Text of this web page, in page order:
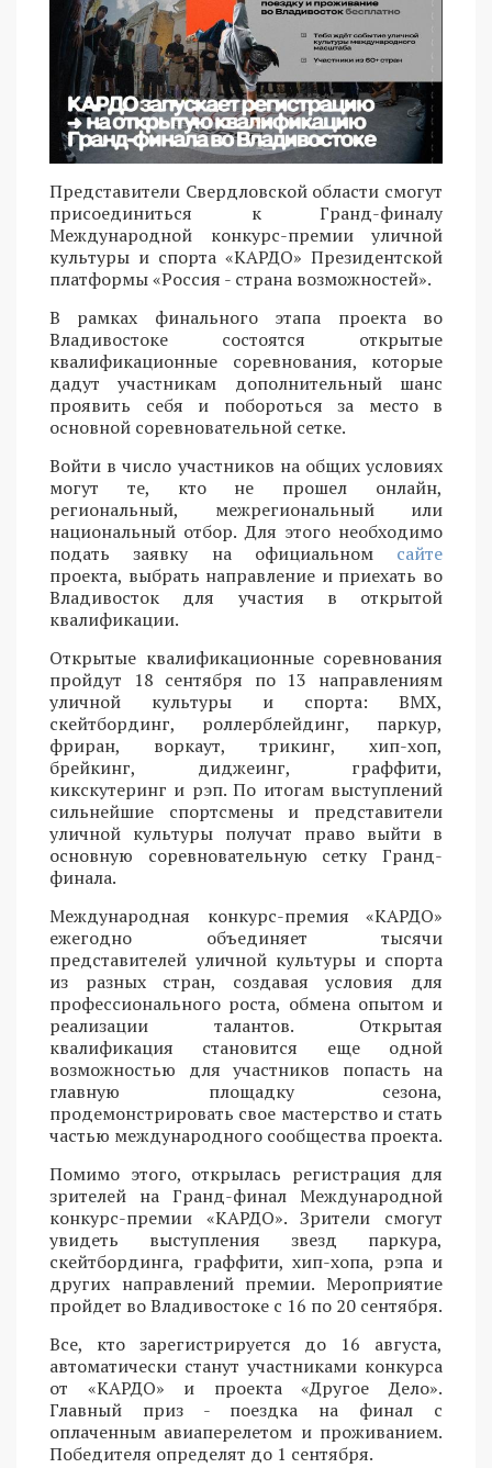
Представители Свердловской области смогут
присоединиться к Гранд-финалу
Международной конкурс-премии уличной
культуры и спорта «КАРДО» Президентской
платформы «Россия - страна возможностей».
В рамках финального этапа проекта во
Владивостоке состоятся открытые
квалификационные соревнования, которые
дадут участникам дополнительный шанс
проявить себя и побороться за место в
основной соревновательной сетке.
Войти в число участников на общих условиях
могут те, кто не прошел онлайн,
региональный, межрегиональный или
национальный отбор. Для этого необходимо
подать заявку на официальном сайте
проекта, выбрать направление и приехать во
Владивосток для участия в открытой
квалификации.
Открытые квалификационные соревнования
пройдут 18 сентября по 13 направлениям
уличной культуры и спорта: BMX,
скейтбординг, роллерблейдинг, паркур,
фриран, воркаут, трикинг, хип-хоп,
брейкинг, диджеинг, граффити,
кикскутеринг и рэп. По итогам выступлений
сильнейшие спортсмены и представители
уличной культуры получат право выйти в
основную соревновательную сетку Гранд-
финала.
Международная конкурс-премия «КАРДО»
ежегодно объединяет тысячи
представителей уличной культуры и спорта
из разных стран, создавая условия для
профессионального роста, обмена опытом и
реализации талантов. Открытая
квалификация становится еще одной
возможностью для участников попасть на
главную площадку сезона,
продемонстрировать свое мастерство и стать
частью международного сообщества проекта.
Помимо этого, открылась регистрация для
зрителей на Гранд-финал Международной
конкурс-премии «КАРДО». Зрители смогут
увидеть выступления звезд паркура,
скейтбординга, граффити, хип-хопа, рэпа и
других направлений премии. Мероприятие
пройдет во Владивостоке с 16 по 20 сентября.
Все, кто зарегистрируется до 16 августа,
автоматически станут участниками конкурса
от «КАРДО» и проекта «Другое Дело».
Главный приз - поездка на финал с
оплаченным авиаперелетом и проживанием.
Победителя определят до 1 сентября.